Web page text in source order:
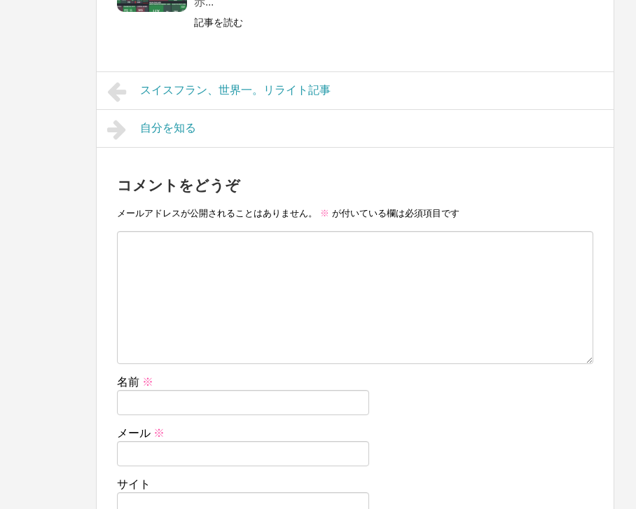
記事を読む
スイスフラン、世界一。リライト記事
自分を知る
コメントをどうぞ
メールアドレスが公開されることはありません。 ※ が付いている欄は必須項目です
名前 ※
メール ※
サイト